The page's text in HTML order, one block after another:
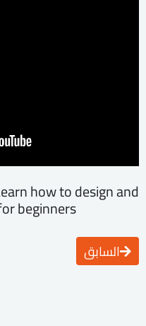
how to design and
beginners
السابق